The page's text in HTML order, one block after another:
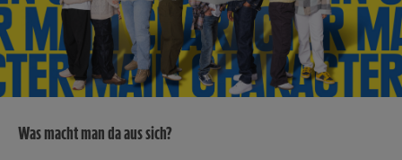
Was macht man da aus sich?